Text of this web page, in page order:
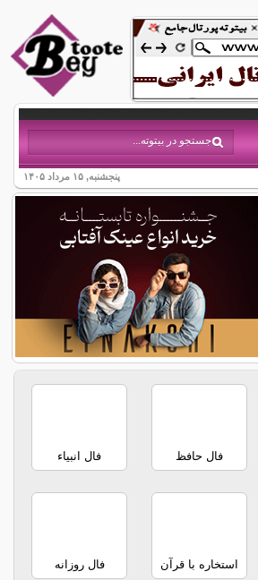
پنجشنبه, ۱۵ مرداد ۱۴۰۵
فال حافظ فال انبیاء
استخاره با قرآن فال روزانه